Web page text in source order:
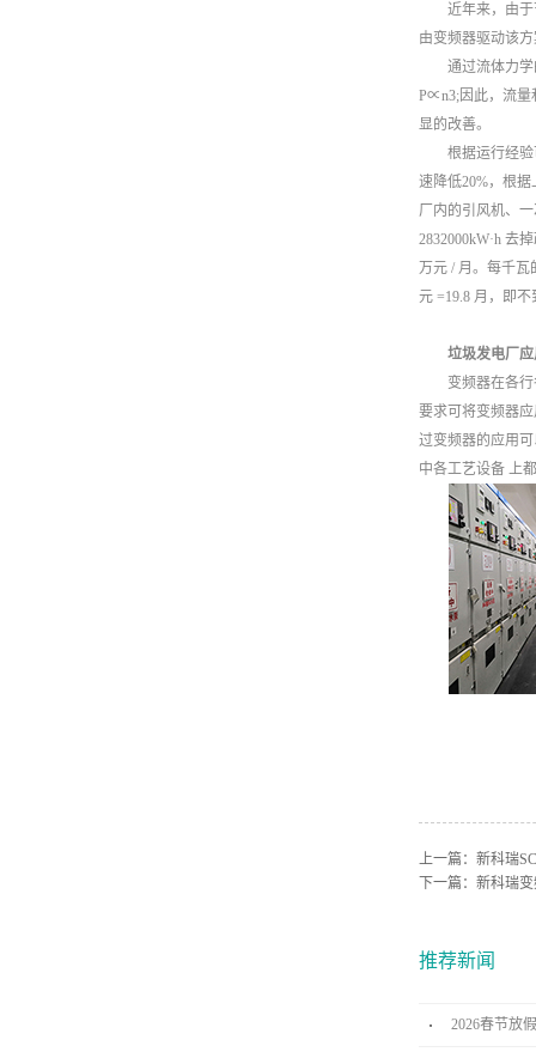
近年来，由于节
由变频器驱动该
通过流体力学的
P∝n3;因此，流量
显的改善。
根据运行经验可
速降低20%，根
厂内的引风机、
2832000kW·h 去
万元 / 月。每千瓦
元 =19.8 月，即
垃圾发电厂应
变频器在各行各
要求可将变频器
过变频器的应用
中各工艺设备 上
上一篇： 新科瑞
下一篇： 新科瑞
推荐新闻
2026春节放